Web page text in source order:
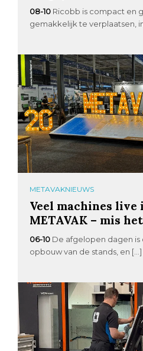
08-10 Ricobb is compact en
gemakkelijk te verplaatsen,
METAVAKNIEUWS
Veel machines live
METAVAK – mis
06-10 De afgelopen dagen
opbouw van de stands, en […]